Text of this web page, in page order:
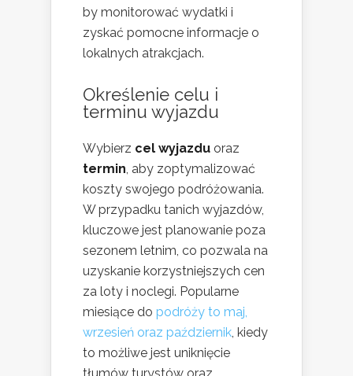
by monitorować wydatki i
zyskać pomocne informacje o
lokalnych atrakcjach.
Określenie celu i
terminu wyjazdu
Wybierz cel wyjazdu oraz
termin , aby zoptymalizować
koszty swojego podróżowania.
W przypadku tanich wyjazdów,
kluczowe jest planowanie poza
sezonem letnim, co pozwala na
uzyskanie korzystniejszych cen
za loty i noclegi. Popularne
miesiące do podróży to maj,
wrzesień oraz październik , kiedy
to możliwe jest uniknięcie
tłumów turystów oraz